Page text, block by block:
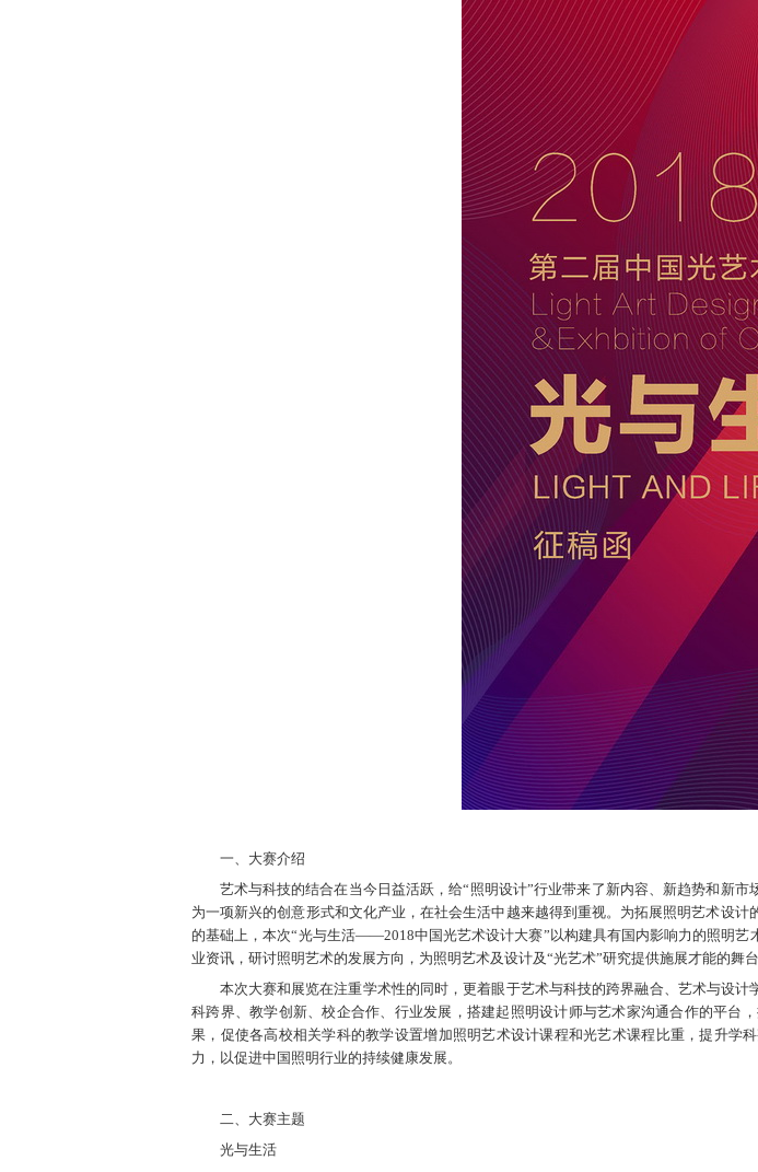
一、大赛介绍
艺术与科技的结合在当今日益活跃，给“照明设计”行业带来了新内容、新趋势和新
为一项新兴的创意形式和文化产业，在社会生活中越来越得到重视。为拓展照明艺术设
的基础上，本次“光与生活——2018中国光艺术设计大赛”以构建具有国内影响力的照明
业资讯，研讨照明艺术的发展方向，为照明艺术及设计及“光艺术”研究提供施展才能的舞
本次大赛和展览在注重学术性的同时，更着眼于艺术与科技的跨界融合、艺术与设
科跨界、教学创新、校企合作、行业发展，搭建起照明设计师与艺术家沟通合作的平台
果，促使各高校相关学科的教学设置增加照明艺术设计课程和光艺术课程比重，提升学
力，以促进中国照明行业的持续健康发展。
二、大赛主题
光与生活